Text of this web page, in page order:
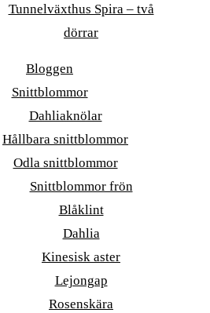
Tunnelväxthus Spira – två
dörrar
Bloggen
Snittblommor
Dahliaknölar
Hållbara snittblommor
Odla snittblommor
Snittblommor frön
Blåklint
Dahlia
Kinesisk aster
Lejongap
Rosenskära